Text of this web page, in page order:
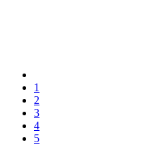
1
2
3
4
5